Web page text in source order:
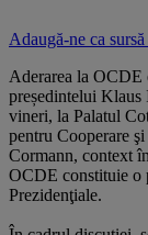
Adaugă-ne ca
Aderarea la OCDE
președintelui Klaus
vineri, la Palatul
pentru Cooperare
Cormann, context
OCDE constituie o
Prezidenţiale.